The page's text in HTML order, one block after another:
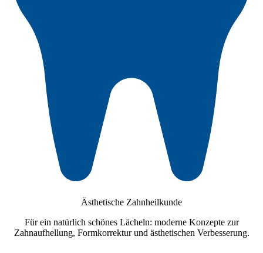
Ästhetische Zahnheilkunde
Für ein natürlich schönes Lächeln: moderne Konzepte zur
Zahnaufhellung, Formkorrektur und ästhetischen Verbesserung.